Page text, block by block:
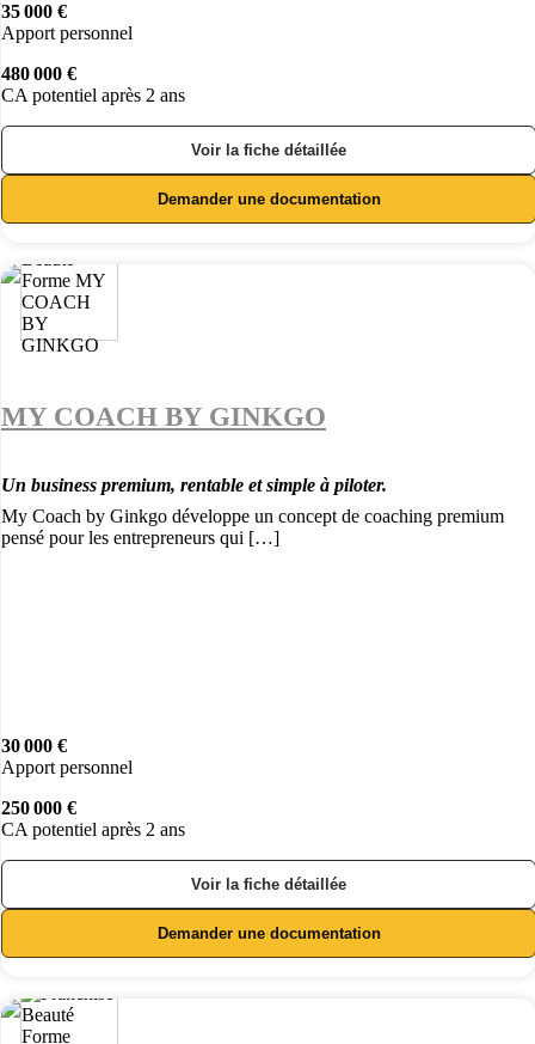
35 000 €
Apport personnel
480 000 €
CA potentiel après 2 ans
Voir la fiche détaillée
Demander une documentation
MY COACH BY GINKGO
Un business premium, rentable et simple à piloter.
My Coach by Ginkgo développe un concept de coaching premium
pensé pour les entrepreneurs qui […]
30 000 €
Apport personnel
250 000 €
CA potentiel après 2 ans
Voir la fiche détaillée
Demander une documentation